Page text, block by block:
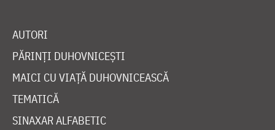
AUTORI
PĂRINȚI DUHOVNICEȘTI
MAICI CU VIAȚĂ DUHOVNICEASCĂ
TEMATICĂ
SINAXAR ALFABETIC